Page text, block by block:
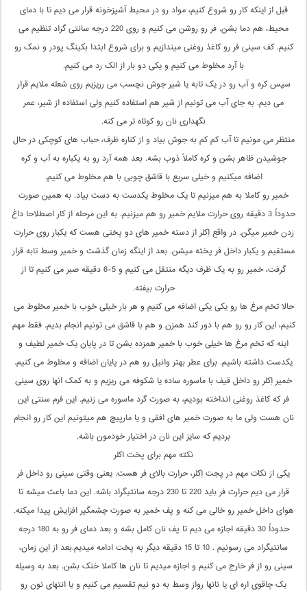
قبل از اینکه کار رو شروع کنیم، مواد رو در محیط آشپزخونه قرار می دیم تا با دمای
محیط، هم دما بشن. فر رو روشن می کنیم و روی 220 درجه سانتی گراد تنظیم می
کنیم. کف سینی فر رو کاغذ روغنی میندازیم و برای شروع ابتدا بکینگ پودر و نمک رو
با آرد مخلوط می کنیم و یکی دو بار از الک رد می کنیم.
سپس کره و آب رو در یک تابه یا شیر جوش نچسب می رریزیم روی شعله ملایم قرار
می دیم. به جای آب می تونیم از شیر هم استفاده کنیم ولی استفاده از شیر، عمر
نگهداری نان رو کوتاه تر می کنه.
منتظر می مونیم تا آب کم کم به جوش بیاد و از کناره ظرف، حباب های کوچکی در حال
جوشیدن ظاهر بشن و کره کاملاً ذوب بشه. بعد همه آرد رو به یکباره به آب و کره
اضافه میکنیم و خیلی سریع با قاشق چوبی با هم مخلوط می کنیم.
خمیر رو کاملا به هم میزنیم تا یک مخلوط یکدست به دست بیاد. به همین صورت
حدوداً 3 دقیقه روی حرارت ملایم خمیر رو هم میزنیم. به این مرحله از کار اصطلاحا داغ
زدن خمیر میگن. در واقع اِکلر از دسته خمیر های دو پختی هست که یکبار روی حرارت
مستقیم و یکبار داخل فر پخته میشن. بعد از اینگه زمان گذشت و خمیر وسط تابه قرار
گرفت، خمیر رو به یک ظرف دیگه منتقل می کنیم و 5-6 دقیقه صبر می کنیم تا از
حرارت بیفته.
حالا تخم مرغ ها رو یکی یکی اضافه می کنیم و هر بار خیلی خوب با خمیر مخلوط می
کنیم، این کار رو رو هم با دور کند همزن و هم با قاشق می تونیم انجام بدیم. فقط مهم
اینه که تخم مرغ ها خیلی خوب با خمیر همزده بشن تا در پایان یک خمیر لطیف و
یکدست داشته باشیم. برای عطر بهتر وانیل رو هم در پایان اضافه و مخلوط می کنیم.
خمیر اِکلر رو داخل قیف با ماسوره ساده یا شکوفه می ریزیم و به کمک انها روی سینی
فر که کاغذ روغنی انداخته بودیم، به صورت گرد ماسوره می زنیم. این فرم سنتی این
نان هست ولی ما به صورت خمیر های افقی و یا مارپیچ هم میتونیم این کار رو انجام
بردیم که سایز این نان در اختیار خودمون باشه.
نکته مهم برای پخت اکلر
یکی از نکات مهم در پجت اِکلر، حرارت بالای فر هست. یعنی وقتی سینی رو داخل فر
قرار می دیم حرارت فر باید 220 تا 230 درجه سانتیگراد باشه. این دما باعث میشه تا
هوای داخل خمیر رو خالی می کنه و پف خمیر به صورت چشمگیر افزایش پیدا میکنه.
حدوداً 30 دقیقه اجازه می دیم تا پف نان کامل بشه و بعد دمای فر رو به 180 درجه
سانتیگراد می رسونیم . 10 تا 15 دقیقه دیگر به پخت ادامه میدیم.بعد از این زمان،
سینی رو از فر خارج می کنیم و اجازه میدیم تا نان ها کاملا خنک بشن. بعد به وسیله
یک چاقوی اره ای یا نانها رواز وسط به دو نیم تقسیم می کنیم و یا انتهای نون رو